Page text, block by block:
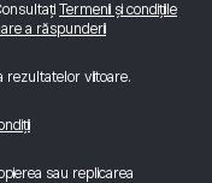
Termenii și condițiile
a răspunderii
rezultatelor viitoare.
sau replicarea